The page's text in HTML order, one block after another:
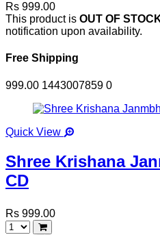
Rs 999.00
This product is OUT OF
notification upon availability.
Free Shipping
999.00 1443007859 0
Quick View
Shree Krishana
CD
Rs 999.00